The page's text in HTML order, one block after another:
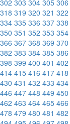
302 303 304 305 306
318 319 320 321 322
334 335 336 337 338
350 351 352 353 354
366 367 368 369 370
382 383 384 385 386
398 399 400 401 402
414 415 416 417 418
430 431 432 433 434
446 447 448 449 450
462 463 464 465 466
478 479 480 481 482